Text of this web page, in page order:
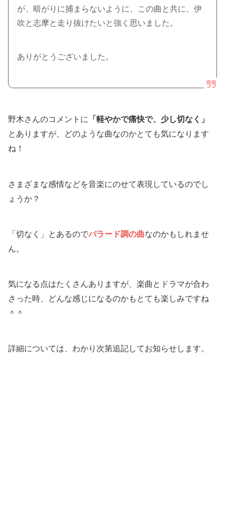
が、暗がりに捕まらないように、この曲と共に、伊
吹と志摩と走り抜けたいと強く思いました。
ありがとうございました。
野木さんのコメントに
「軽やかで痛快で、少し切なく」
とありますが、どのような曲なのかとても気になります
ね！
さまざまな感情などを音楽にのせて表現しているのでし
ょうか？
「切なく」とあるのでバラード調の曲なのかもしれませ
ん。
気になる点はたくさんありますが、楽曲とドラマが合わ
さった時、どんな感じになるのかもとても楽しみですね
＾＾
詳細については、わかり次第追記してお知らせします。